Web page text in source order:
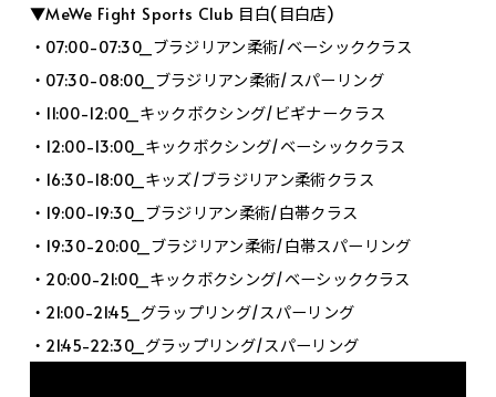
▼MeWe Fight Sports Club 目白(目白店)
・07:00-07:30_ブラジリアン柔術/ベーシッククラス
・07:30-08:00_ブラジリアン柔術/スパーリング
・11:00-12:00_キックボクシング/ビギナークラス
・12:00-13:00_キックボクシング/ベーシッククラス
・16:30-18:00_キッズ/ブラジリアン柔術クラス
・19:00-19:30_ブラジリアン柔術/白帯クラス
・19:30-20:00_ブラジリアン柔術/白帯スパーリング
・20:00-21:00_キックボクシング/ベーシッククラス
・21:00-21:45_グラップリング/スパーリング
・21:45-22:30_グラップリング/スパーリング